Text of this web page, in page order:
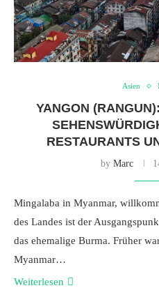
Asien
YANGON
RESTAURANTS
by Marc
Mingalaba in Myanmar,
des Landes ist der
das ehemalige Burma. Früher
Myanmar…
Weiterlesen